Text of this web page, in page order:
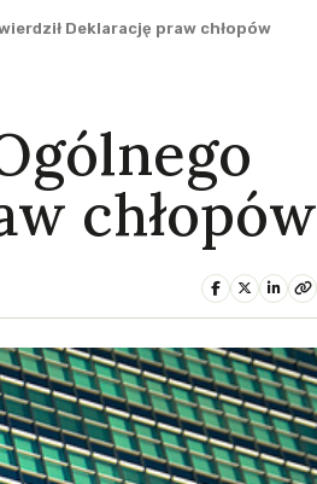
Deklarację praw chłopów
chłopów